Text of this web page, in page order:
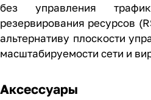
без управления
резервирования ресурсов
альтернативу плоскости
масштабируемости сети и
Аксессуары